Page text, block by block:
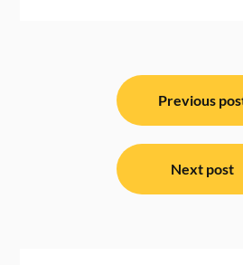
Previous
Next post